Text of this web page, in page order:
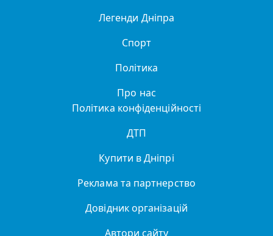
Легенди Дніпра
Спорт
Політика
Про нас
Політика конфіденційності
ДТП
Купити в Дніпрі
Реклама та партнерство
Довідник організацій
Автори сайту